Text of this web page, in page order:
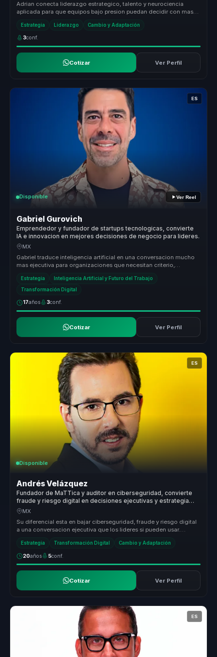
Adrian conecta liderazgo estrategico, talento y neurociencia
aplicada para que equipos bajo presion puedan decidir con mas
Estrategia Liderazgo Cambio y Adaptación
3conf.
Cotizar Ver Perfil
ES
Disponible Ver Reel
Gabriel Gurovich
Emprendedor y fundador de startups tecnologicas, convierte
IA e innovacion en mejores decisiones de negocio para lideres.
MX
Gabriel traduce inteligencia artificial en una conversacion mucho
mas ejecutiva para organizaciones que necesitan criterio,
Estrategia Inteligencia Artificial y Futuro del Trabajo
Transformación Digital
17años 3conf.
Cotizar Ver Perfil
ES
Disponible
Andrés Velázquez
Fundador de MaTTica y auditor en ciberseguridad, convierte
fraude y riesgo digital en decisiones ejecutivas y estrategia
para empresas.
MX
Su diferencial esta en bajar ciberseguridad, fraude y riesgo digital
a una conversacion ejecutiva que los lideres si pueden usar.
Estrategia Transformación Digital Cambio y Adaptación
20años 5conf.
Cotizar Ver Perfil
ES